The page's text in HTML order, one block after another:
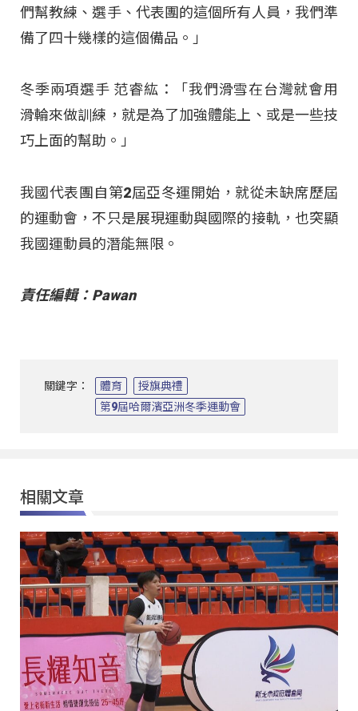
們幫教練、選手、代表團的這個所有人員，我們準
備了四十幾樣的這個備品。」
冬季兩項選手 范睿紘：「我們滑雪在台灣就會用
滑輪來做訓練，就是為了加強體能上、或是一些技
巧上面的幫助。」
我國代表團自第2屆亞冬運開始，就從未缺席歷屆
的運動會，不只是展現運動與國際的接軌，也突顯
我國運動員的潛能無限。
責任編輯：Pawan
關鍵字： 體育
授旗典禮
第9屆哈爾濱亞洲冬季運動會
相關文章